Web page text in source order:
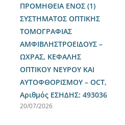
ΠΡΟΜΗΘΕΙΑ ΕΝΟΣ (1)
ΣΥΣΤΗΜΑΤΟΣ ΟΠΤΙΚΗΣ
ΤΟΜΟΓΡΑΦΙΑΣ
ΑΜΦΙΒΛΗΣΤΡΟΕΙΔΟΥΣ –
ΩΧΡΑΣ, ΚΕΦΑΛΗΣ
ΟΠΤΙΚΟΥ ΝΕΥΡΟΥ ΚΑΙ
ΑΥΤΟΦΘΟΡΙΣΜΟΥ – OCT,
Αριθμός ΕΣΗΔΗΣ: 493036
20/07/2026